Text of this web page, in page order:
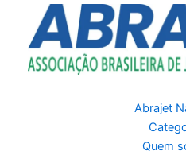
Abrajet
Quem